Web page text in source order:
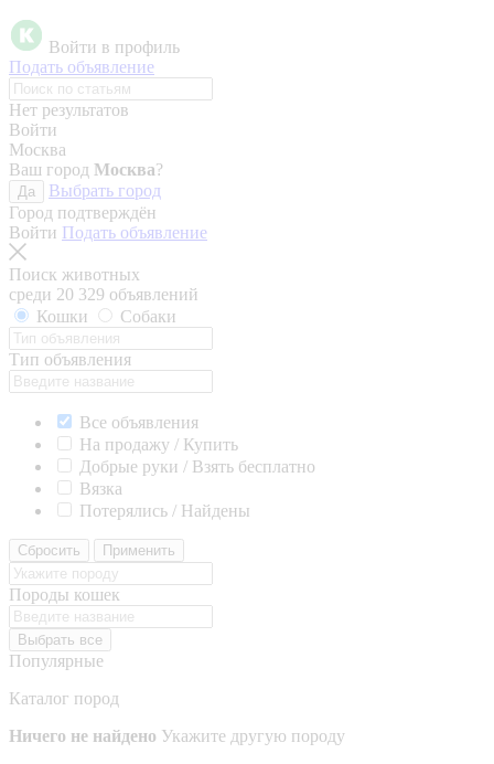
Войти в профиль
Подать объявление
Нет результатов
Войти
Москва
Ваш город Москва?
Да
Выбрать город
Город подтверждён
Войти Подать объявление
Поиск животных
среди 20 329 объявлений
Кошки
Собаки
Тип объявления
Все объявления
На продажу / Купить
Добрые руки / Взять бесплатно
Вязка
Потерялись / Найдены
Сбросить Применить
Породы кошек
Выбрать все
Популярные
Каталог пород
Ничего не найдено Укажите другую породу